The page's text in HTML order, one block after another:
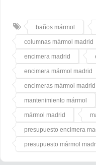
baños mármol
columnas mármol madrid
encimera madrid
encimera mármol madrid
encimeras mármol madrid
mantenimiento mármol
mármol madrid
presupuesto encimera
presupuesto mármol